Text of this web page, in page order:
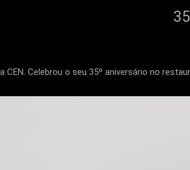
Celebrou o seu 35º aniversário no